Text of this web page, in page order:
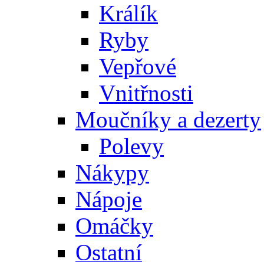
Králík
Ryby
Vepřové
Vnitřnosti
Moučníky a dezerty
Polevy
Nákypy
Nápoje
Omáčky
Ostatní